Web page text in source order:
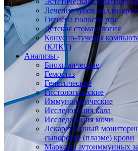
Лечение зубов под
Гигиена полости рта
Детская стоматология
Конусно-лучевая
(КЛКТ)
Анализы
Биохимические
Гемостаз
Генетические
Гистологические
Иммунологические
Исследования кала
Исследования мочи
Лекарственный
сыворотке (плазме) крови
Маркеры аутоиммунных